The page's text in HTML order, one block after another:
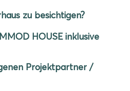
zu besichtigen?
HOUSE inklusive
Projektpartner /